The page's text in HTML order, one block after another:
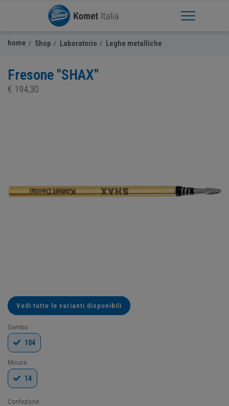
Apri Menu
home Shop Laboratorio Leghe metalliche
Fresone "SHAX"
€ 194,30
Vedi tutte le varianti disponibili
Gambo:
104
Misura:
14
Confezione: